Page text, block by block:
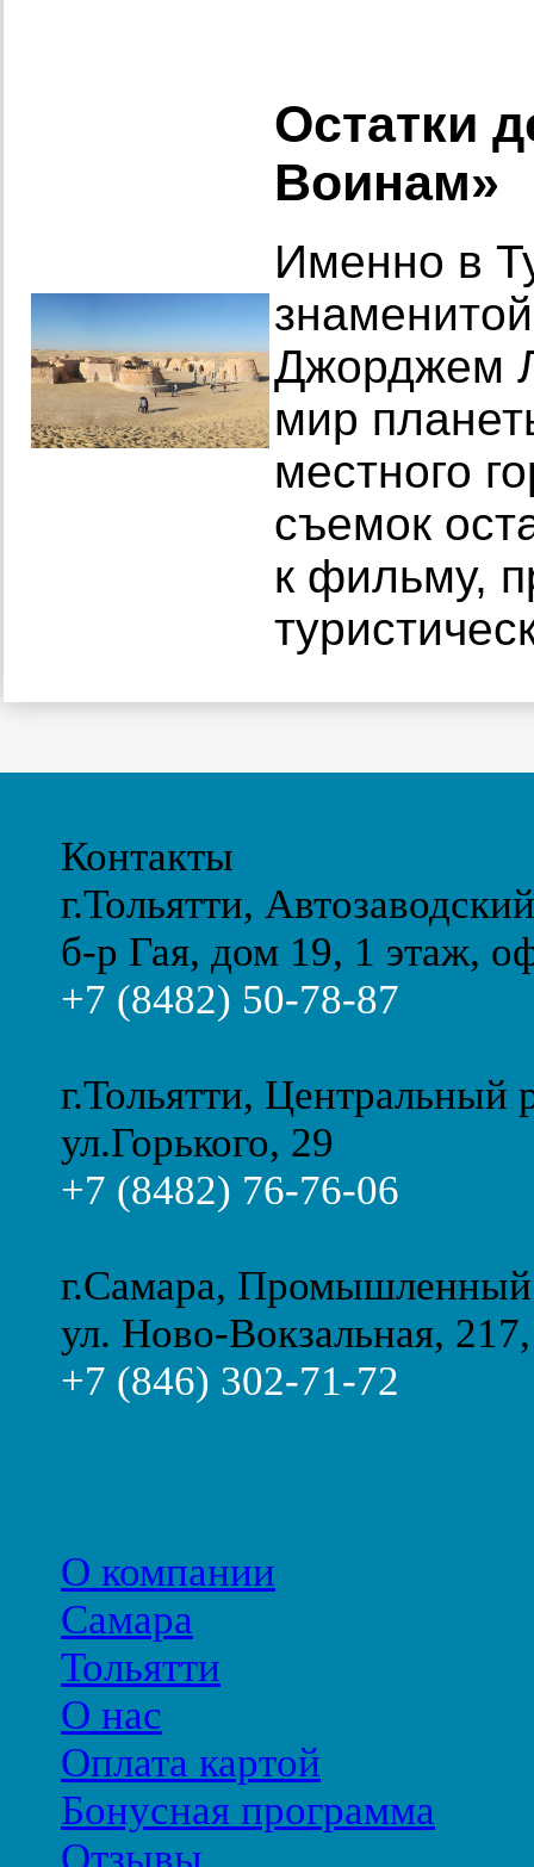
Остатки
Воинам»
Именно в
Джорджем
мир
местного
съемок
к фильму,
Контакты
г.Тольятти,
б-р Гая, дом 19, 1 этаж,
+7 (8482) 50-78-87
г.Тольятти, Центральный
ул.Горького, 29
+7 (8482) 76-76-06
г.Самара,
ул. Ново-Вокзальная,
+7 (846) 302-71-72
О компании
Самара
Тольятти
О нас
Оплата картой
Бонусная программа